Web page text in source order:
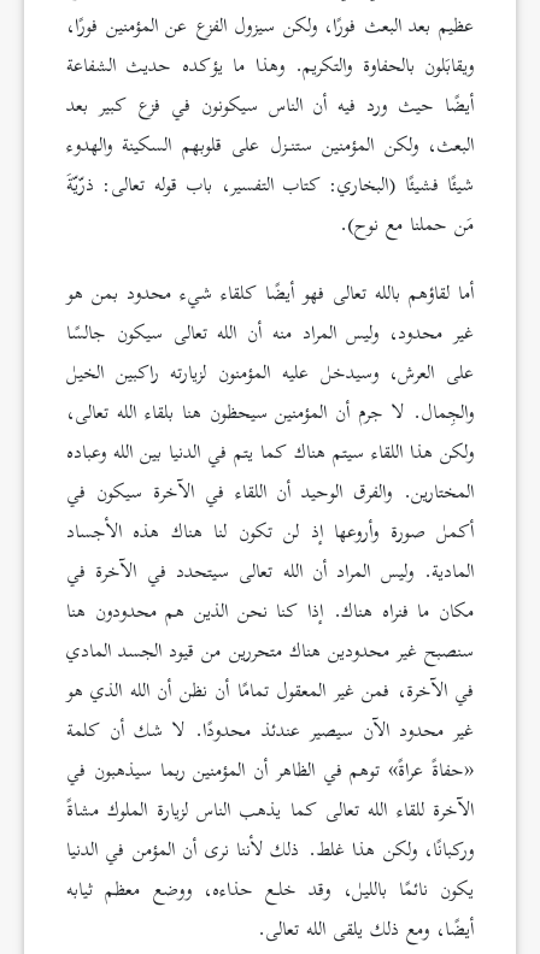
عظيم بعد البعث فورًا، ولكن سيزول الفزع عن المؤمنين فورًا،
ويقابَلون بالحفاوة والتكريم. وهذا ما يؤكده حديث الشفاعة
أيضًا حيث ورد فيه أن الناس سيكونون في فزع كبير بعد
البعث، ولكن المؤمنين ستنـزل على قلوبهم السكينة والهدوء
شيئًا فشيئًا (البخاري: كتاب التفسير، باب قوله تعالى: ذرّيّةَ
مَن حملنا مع نوح).
أما لقاؤهم بالله تعالى فهو أيضًا كلقاء شيء محدود بمن هو
غير محدود، وليس المراد منه أن الله تعالى سيكون جالسًا
على العرش، وسيدخل عليه المؤمنون لزيارته راكبين الخيل
والجِمال. لا جرم أن المؤمنين سيحظون هنا بلقاء الله تعالى،
ولكن هذا اللقاء سيتم هناك كما يتم في الدنيا بين الله وعباده
المختارين. والفرق الوحيد أن اللقاء في الآخرة سيكون في
أكمل صورة وأروعها إذ لن تكون لنا هناك هذه الأجساد
المادية. وليس المراد أن الله تعالى سيتحدد في الآخرة في
مكان ما فنراه هناك. إذا كنا نحن الذين هم محدودون هنا
سنصبح غير محدودين هناك متحررين من قيود الجسد المادي
في الآخرة، فمن غير المعقول تمامًا أن نظن أن الله الذي هو
غير محدود الآن سيصير عندئذ محدودًا. لا شك أن كلمة
«حفاةً عراةً» توهم في الظاهر أن المؤمنين ربما سيذهبون في
الآخرة للقاء الله تعالى كما يذهب الناس لزيارة الملوك مشاةً
وركبانًا، ولكن هذا غلط. ذلك لأننا نرى أن المؤمن في الدنيا
يكون نائمًا بالليل، وقد خلـع حذاءه، ووضع معظم ثيابه
أيضًا، ومع ذلك يلقى الله تعالى.